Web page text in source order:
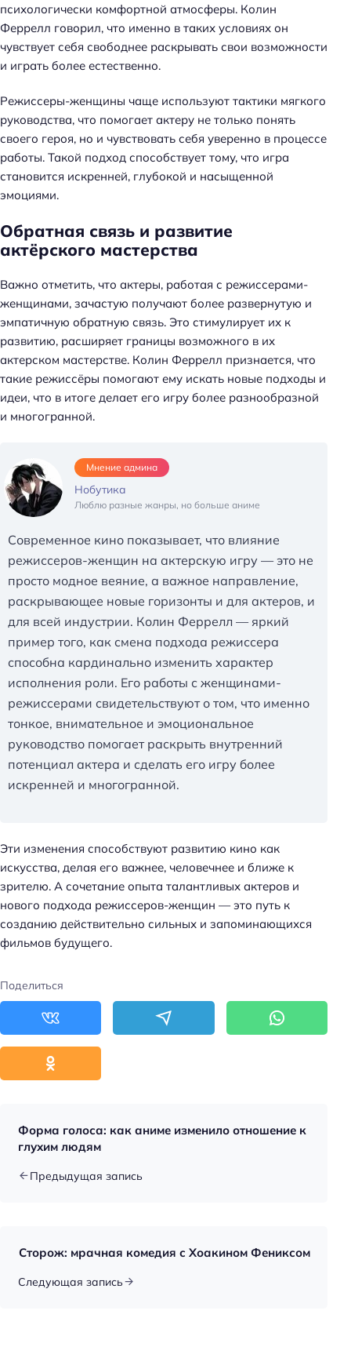
психологически комфортной атмосферы. Колин
Феррелл говорил, что именно в таких условиях он
чувствует себя свободнее раскрывать свои возможности
и играть более естественно.
Режиссеры-женщины чаще используют тактики мягкого
руководства, что помогает актеру не только понять
своего героя, но и чувствовать себя уверенно в процессе
работы. Такой подход способствует тому, что игра
становится искренней, глубокой и насыщенной
эмоциями.
Обратная связь и развитие
актёрского мастерства
Важно отметить, что актеры, работая с режиссерами-
женщинами, зачастую получают более развернутую и
эмпатичную обратную связь. Это стимулирует их к
развитию, расширяет границы возможного в их
актерском мастерстве. Колин Феррелл признается, что
такие режиссёры помогают ему искать новые подходы и
идеи, что в итоге делает его игру более разнообразной
и многогранной.
Мнение админа
Нобутика
Люблю разные жанры, но больше аниме
Современное кино показывает, что влияние
режиссеров-женщин на актерскую игру — это не
просто модное веяние, а важное направление,
раскрывающее новые горизонты и для актеров, и
для всей индустрии. Колин Феррелл — яркий
пример того, как смена подхода режиссера
способна кардинально изменить характер
исполнения роли. Его работы с женщинами-
режиссерами свидетельствуют о том, что именно
тонкое, внимательное и эмоциональное
руководство помогает раскрыть внутренний
потенциал актера и сделать его игру более
искренней и многогранной.
Эти изменения способствуют развитию кино как
искусства, делая его важнее, человечнее и ближе к
зрителю. А сочетание опыта талантливых актеров и
нового подхода режиссеров-женщин — это путь к
созданию действительно сильных и запоминающихся
фильмов будущего.
Поделиться
Форма голоса: как аниме изменило отношение к
глухим людям
Предыдущая запись
Сторож: мрачная комедия с Хоакином Фениксом
Следующая запись
Н
а
й
т
и